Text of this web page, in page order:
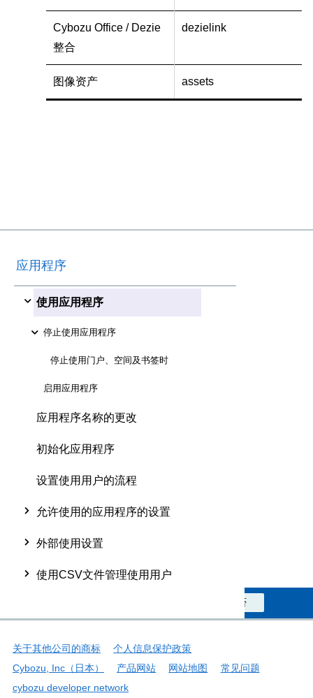
Cybozu Office / Dezie
整合
dezielink
图像资产 assets
应用程序
使用应用程序
停止使用应用程序
停止使用门户、空间及书签时
启用应用程序
应用程序名称的更改
初始化应用程序
设置使用用户的流程
允许使用的应用程序的设置
外部使用设置
使用CSV文件管理使用用户
否
关于其他公司的商标
个人信息保护政策
Cybozu, Inc（日本）
产品网站 网站地图
常见问题
cybozu developer network